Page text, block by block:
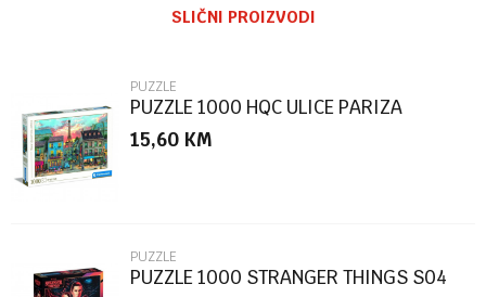
Poruka
SLIČNI PROIZVODI
PUZZLE
PUZZLE 1000 HQC ULICE PARIZA
15,60 KM
PUZZLE
PUZZLE 1000 STRANGER THINGS S04